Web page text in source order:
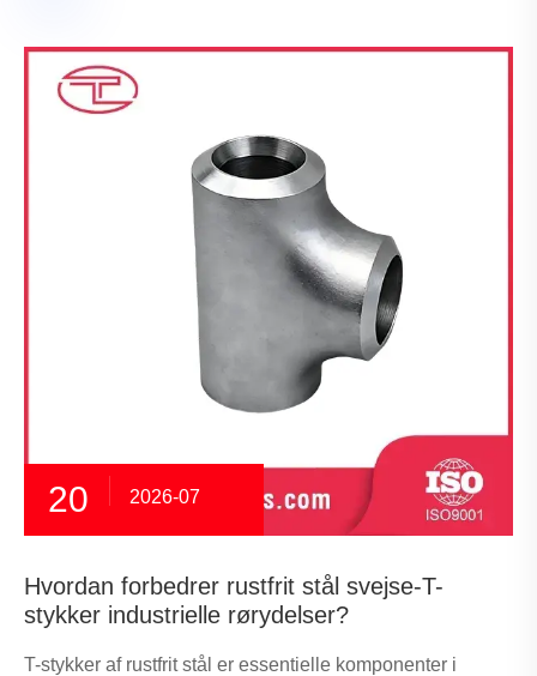
20 2026-07
Hvordan forbedrer rustfrit stål svejse-T-
stykker industrielle rørydelser?
T-stykker af rustfrit stål er essentielle komponenter i